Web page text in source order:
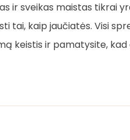
ir sveikas maistas tikrai
tai, kaip jaučiatės. Visi
keistis ir pamatysite,